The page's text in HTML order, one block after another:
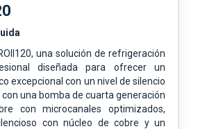
una solución de refrigeración
diseñada para ofrecer un
excepcional con un nivel de silencio
con una bomba de cuarta generación
con microcanales optimizados,
con núcleo de cobre y un